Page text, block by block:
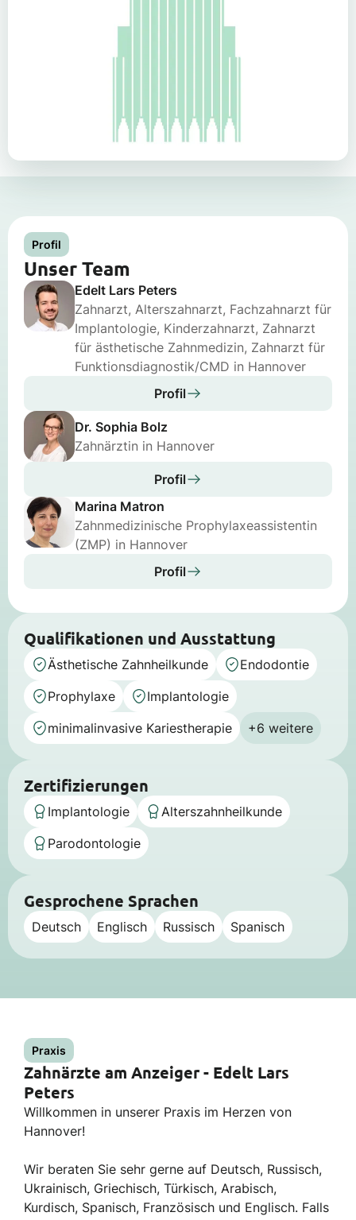
Profil
Unser Team
Edelt Lars Peters
Zahnarzt, Alterszahnarzt, Fachzahnarzt für
Implantologie, Kinderzahnarzt, Zahnarzt
für ästhetische Zahnmedizin, Zahnarzt für
Funktionsdiagnostik/CMD in Hannover
Profil
Dr. Sophia Bolz
Zahnärztin in Hannover
Profil
Marina Matron
Zahnmedizinische Prophylaxeassistentin
(ZMP) in Hannover
Profil
Qualifikationen und Ausstattung
Ästhetische Zahnheilkunde
Endodontie
Prophylaxe
Implantologie
minimalinvasive Kariestherapie
+6 weitere
Zertifizierungen
Implantologie
Alterszahnheilkunde
Parodontologie
Gesprochene Sprachen
Deutsch Englisch Russisch Spanisch
Praxis
Zahnärzte am Anzeiger - Edelt Lars
Peters
Willkommen in unserer Praxis im Herzen von
Hannover!
Wir beraten Sie sehr gerne auf Deutsch, Russisch,
Ukrainisch, Griechisch, Türkisch, Arabisch,
Kurdisch, Spanisch, Französisch und Englisch. Falls